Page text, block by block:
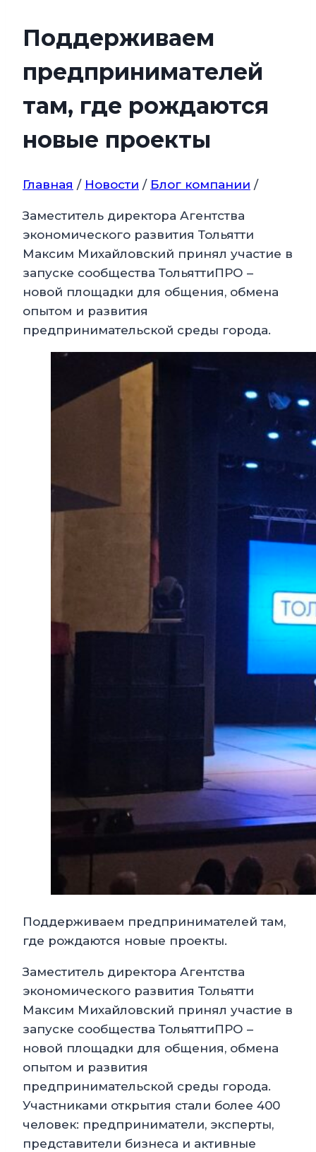
Поддерживаем
предпринимателей
там, где рождаются
новые проекты
Главная / Новости / Блог компании /
Заместитель директора Агентства
экономического развития Тольятти
Максим Михайловский принял участие в
запуске сообщества ТольяттиПРО –
новой площадки для общения, обмена
опытом и развития
предпринимательской среды города.
Поддерживаем предпринимателей там,
где рождаются новые проекты.
Заместитель директора Агентства
экономического развития Тольятти
Максим Михайловский принял участие в
запуске сообщества ТольяттиПРО –
новой площадки для общения, обмена
опытом и развития
предпринимательской среды города.
Участниками открытия стали более 400
человек: предприниматели, эксперты,
представители бизнеса и активные